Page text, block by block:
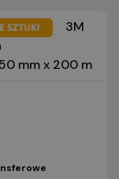
3M
mm x 200 m